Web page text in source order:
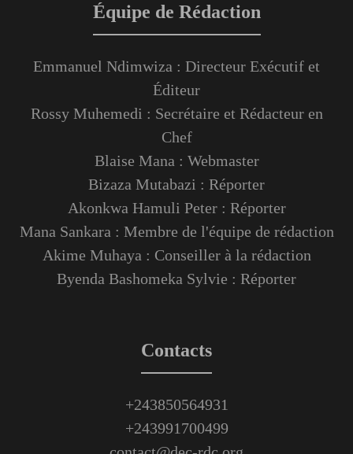
Équipe de Rédaction
Emmanuel Ndimwiza : Directeur Exécutif et
Éditeur
Rossy Muhemedi : Secrétaire et Rédacteur en
Chef
Blaise Mana : Webmaster
Bizaza Mutabazi : Réporter
Akonkwa Hamuli Peter : Réporter
Mana Sankara : Membre de l'équipe de rédaction
Akime Muhaya : Conseiller à la rédaction
Byenda Bashomeka Sylvie : Réporter
Contacts
+243850564931
+243991700499